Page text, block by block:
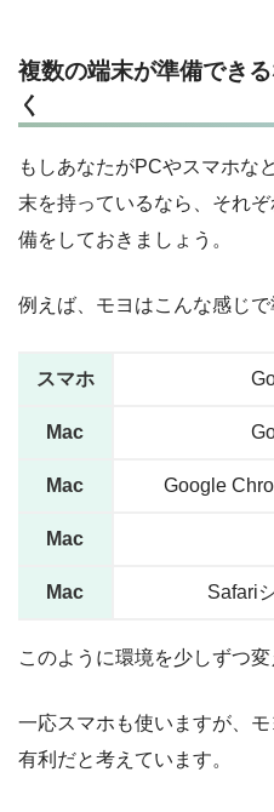
複数の端末が準備でき
く
もしあなたがPCやスマホな
末を持っているなら、それ
備をしておきましょう。
例えば、モヨはこんな感じで
スマホ
Mac
Mac Google
Mac
Mac Safari
このように環境を少しずつ
一応スマホも使いますが、
有利だと考えています。